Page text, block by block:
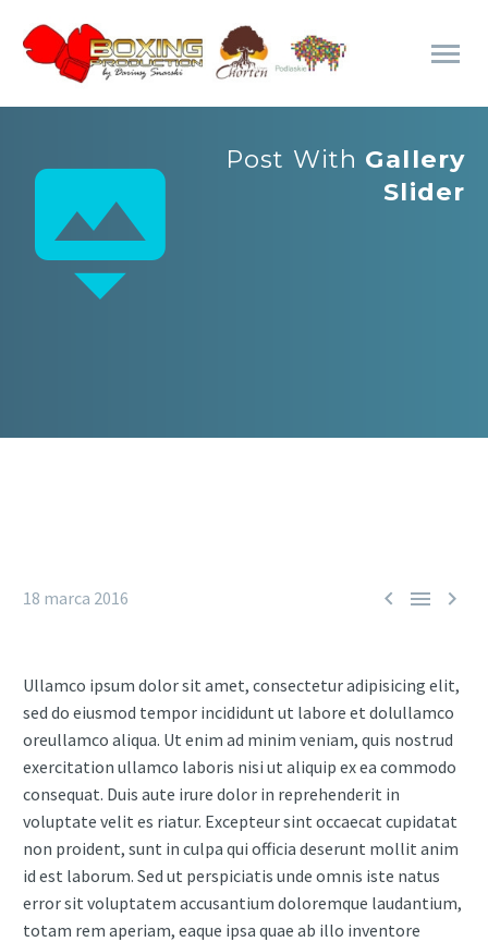

 Post With Gallery
Slider
  
18 marca 2016
Ullamco ipsum dolor sit amet, consectetur adipisicing elit,
sed do eiusmod tempor incididunt ut labore et dolullamco
oreullamco aliqua. Ut enim ad minim veniam, quis nostrud
exercitation ullamco laboris nisi ut aliquip ex ea commodo
consequat. Duis aute irure dolor in reprehenderit in
voluptate velit es riatur. Excepteur sint occaecat cupidatat
non proident, sunt in culpa qui officia deserunt mollit anim
id est laborum. Sed ut perspiciatis unde omnis iste natus
error sit voluptatem accusantium doloremque laudantium,
totam rem aperiam, eaque ipsa quae ab illo inventore